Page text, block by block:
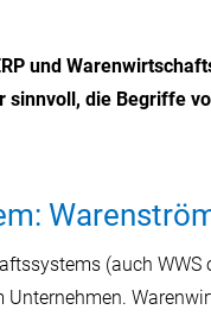
und
sinnvoll, die Begriffe
(auch